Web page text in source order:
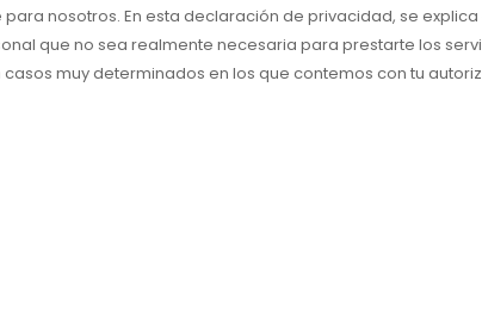
nosotros. En esta declaración de privacidad, se
que no sea realmente necesaria para prestarte los
muy determinados en los que contemos con tu